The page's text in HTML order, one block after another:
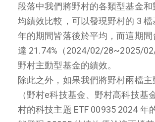
段落中我們將野村的各類型基金
均績效比較，可以發現野村的 3 檔
年的期間皆落後於平均，而這期間
達 21.74%（2024/02/28~2025/
野村主動型基金的績效。
除此之外，如果我們將野村兩檔主
（野村e科技基金、野村高科技基
村的科技主題 ETF 00935 2024 年